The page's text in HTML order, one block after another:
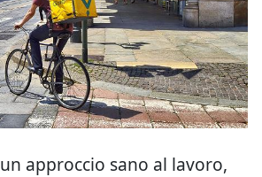
approccio sano al lavoro,